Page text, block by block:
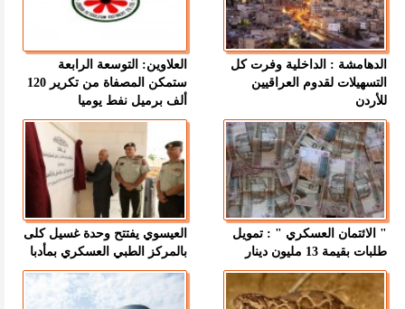
الدهامشة : الداخلية وفرت كل
التسهيلات لقدوم العراقيين
للأردن
العلاوين: التوسعة الرابعة
ستمكن المصفاة من تكرير 120
ألف برميل نفط يوميا
" الائتمان العسكري " : تمويل
طلبات بقيمة 13 مليون دينار
العيسوي يفتتح وحدة غسيل كلى
بالمركز الطبي العسكري بمأدبا